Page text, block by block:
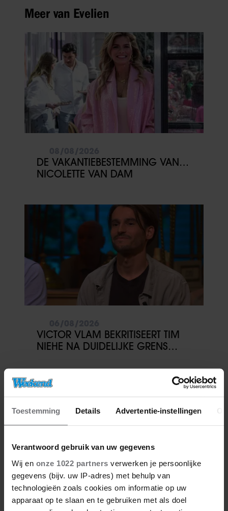
Toestemming Details Advertentie-instellingen
Verantwoord gebruik van uw gegevens
Wij en onze 1022 partners verwerken je persoonlijke
gegevens (bijv. uw IP-adres) met behulp van
technologieën zoals cookies om informatie op uw
apparaat op te slaan en te gebruiken met als doel
Meer van Evelien
DE VAKANTIEBESTEMMING VAN…
NICOLETTE VAN DAM
VICTOR VLAM BEKRITISEERT TIM
NIEHE NA DUIDELIJKE GRENS
ONSYMPATHIEK’
06/08/2026
ROXEANNE EN ANDRÉ HAZES